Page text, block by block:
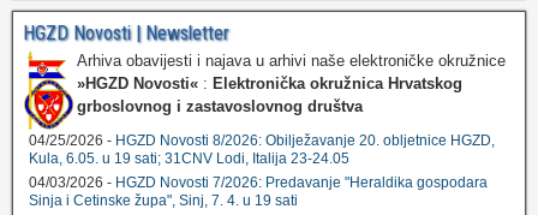
HGZD Novosti | Newsletter
Arhiva obavijesti i najava u arhivi naše elektroničke okružnice
»HGZD Novosti« : Elektronička okružnica Hrvatskog
grboslovnog i zastavoslovnog društva
04/25/2026 - HGZD Novosti 8/2026: Obilježavanje 20. obljetnice HGZD,
Kula, 6.05. u 19 sati; 31CNV Lodi, Italija 23-24.05
04/03/2026 - HGZD Novosti 7/2026: Predavanje "Heraldika gospodara
Sinja i Cetinske župa", Sinj, 7. 4. u 19 sati